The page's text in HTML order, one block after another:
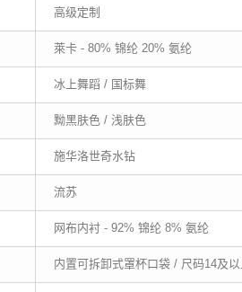
高级定制
萊卡 - 80% 锦纶 20% 氨纶
冰上舞蹈 / 国标舞
黝黑肤色 / 浅肤色
施华洛世奇水钻
流苏
网布内衬 - 92% 锦纶 8% 氨纶
内置可拆卸式罩杯口袋 / 尺码14及以